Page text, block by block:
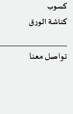
كسوب
كناشة الورق
تواصل معنا